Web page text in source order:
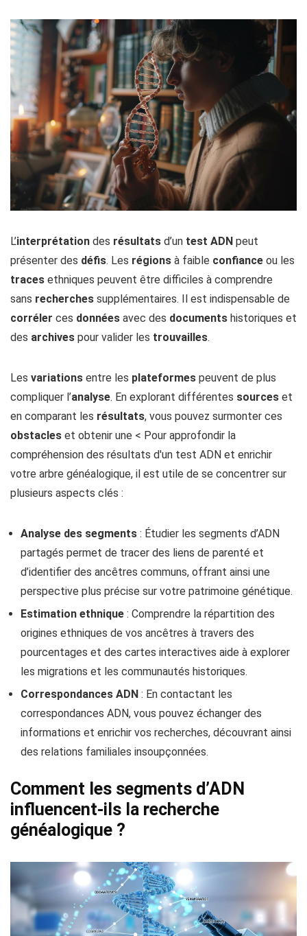
L’interprétation des résultats d’un test ADN peut
présenter des défis. Les régions à faible confiance ou les
traces ethniques peuvent être difficiles à comprendre
sans recherches supplémentaires. Il est indispensable de
corréler ces données avec des documents historiques et
des archives pour valider les trouvailles.
Les variations entre les plateformes peuvent de plus
compliquer l’analyse. En explorant différentes sources et
en comparant les résultats, vous pouvez surmonter ces
obstacles et obtenir une < Pour approfondir la
compréhension des résultats d'un test ADN et enrichir
votre arbre généalogique, il est utile de se concentrer sur
plusieurs aspects clés :
Analyse des segments : Étudier les segments d’ADN
partagés permet de tracer des liens de parenté et
d’identifier des ancêtres communs, offrant ainsi une
perspective plus précise sur votre patrimoine génétique.
Estimation ethnique : Comprendre la répartition des
origines ethniques de vos ancêtres à travers des
pourcentages et des cartes interactives aide à explorer
les migrations et les communautés historiques.
Correspondances ADN : En contactant les
correspondances ADN, vous pouvez échanger des
informations et enrichir vos recherches, découvrant ainsi
des relations familiales insoupçonnées.
Comment les segments d’ADN
influencent-ils la recherche
généalogique ?